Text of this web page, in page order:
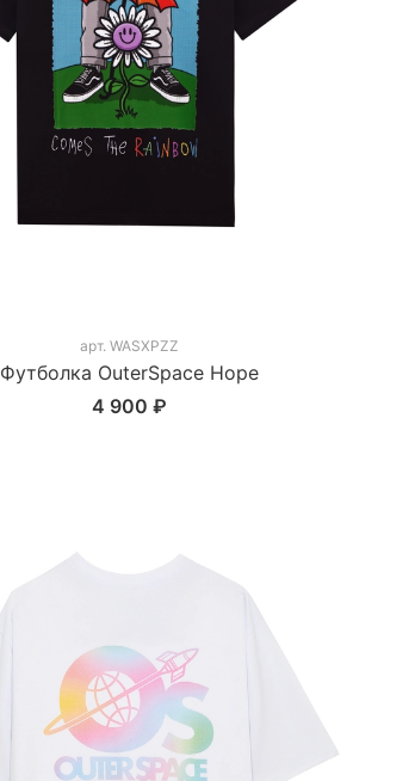
арт. WASXPZZ
Футболка OuterSpace Hope
4 900 ₽